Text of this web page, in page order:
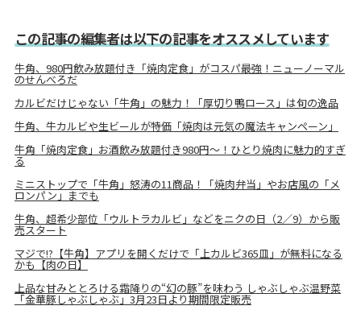
この記事の編集者は以下の記事をオススメしています
牛角、980円飲み放題付き「焼肉定食」がコスパ最強！ニューノーマル
のせんべろだ
カルビだけじゃない「牛角」の魅力！「厚切り鴨ロース」は旬の逸品
牛角、牛カルビや生ビールが特価「焼肉は元気の魔法キャンペーン」
牛角「焼肉定食」お酒飲み放題付き980円～！ひとり焼肉に魅力的すぎ
る
ミニストップで「牛角」怒涛の11商品！「焼肉弁当」やお店風の「メ
ロンパン」までも
牛角、超希少部位「ウルトラカルビ」などをニクの日（2／9）から販
売スタート
マジで!?【牛角】アプリを開くだけで「上カルビ365皿」が無料になる
かも【肉の日】
上品な甘みととろける霜降りの“幻の豚”を味わう しゃぶしゃぶ温野菜
「金華豚しゃぶしゃぶ」3月23日より期間限定販売